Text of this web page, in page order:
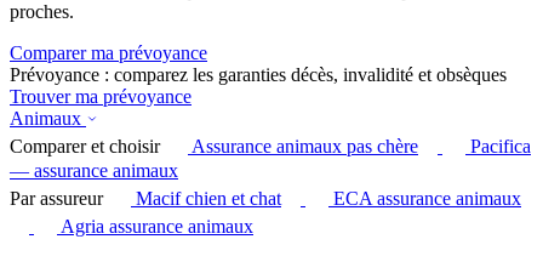
proches.
Comparer ma prévoyance
Prévoyance : comparez les garanties décès, invalidité et obsèques
Trouver ma prévoyance
Animaux
Comparer et choisir
Assurance animaux pas chère
Pacifica
— assurance animaux
Par assureur
Macif chien et chat
ECA assurance animaux
Agria assurance animaux